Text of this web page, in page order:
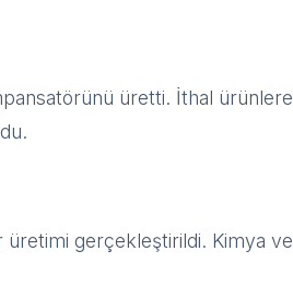
üretti. İthal ürünlere
üretimi gerçekleştirildi. Kimya ve